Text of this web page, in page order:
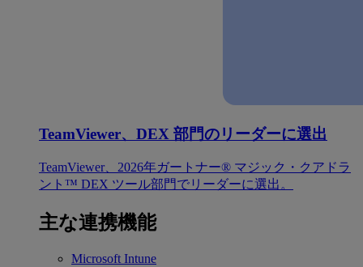
TeamViewer、DEX 部門のリーダーに選出
TeamViewer、2026年ガートナー® マジック・クアドラ
ント™ DEX ツール部門でリーダーに選出。
主な連携機能
Microsoft Intune